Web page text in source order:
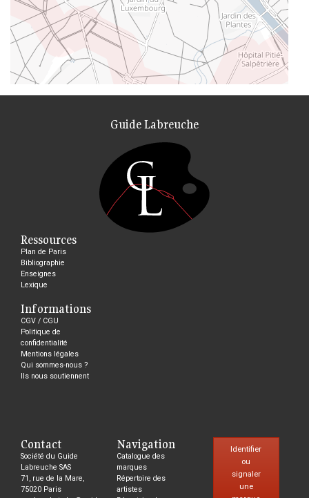
Guide Labreuche
Ressources
Plan de Paris
Bibliographie
Enseignes
Lexique
Informations
CGV / CGU
Politique de
confidentialité
Mentions légales
Qui sommes-nous ?
Ils nous soutiennent
Contact
Société du Guide
Labreuche SAS
71, rue de la Mare,
75020 Paris
Navigation
Catalogue des
marques
Répertoire des
artistes
Identifier
ou
signaler
une